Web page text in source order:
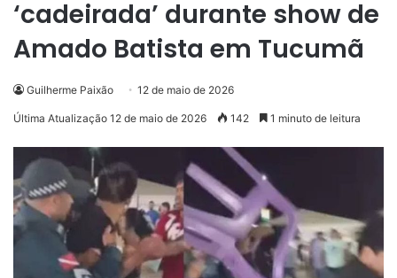
‘cadeirada’ durante show de
Amado Batista em Tucumã
Guilherme Paixão 12 de maio de 2026
Última Atualização 12 de maio de 2026 142 1 minuto de leitura